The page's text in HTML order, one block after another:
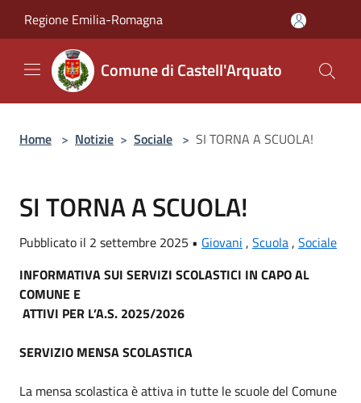
Regione Emilia-Romagna
Comune di Castell'Arquato
Home > Notizie > Sociale > SI TORNA A SCUOLA!
SI TORNA A SCUOLA!
Pubblicato il 2 settembre 2025 • Giovani , Scuola , Sociale
INFORMATIVA SUI SERVIZI SCOLASTICI IN CAPO AL
COMUNE E
ATTIVI PER L’A.S. 2025/2026
SERVIZIO MENSA SCOLASTICA
La mensa scolastica è attiva in tutte le scuole del Comune